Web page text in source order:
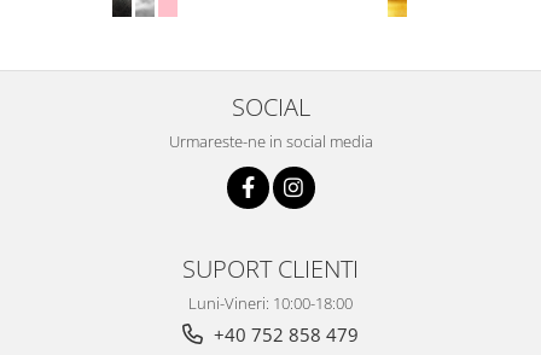
SOCIAL
Urmareste-ne in social media
SUPORT CLIENTI
Luni-Vineri: 10:00-18:00
+40 752 858 479